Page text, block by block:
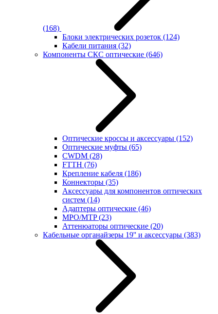
(168)
Блоки электрических розеток (124)
Кабели питания (32)
Компоненты СКС оптические (646)
Оптические кроссы и аксессуары (152)
Оптические муфты (65)
CWDM (28)
FTTH (76)
Крепление кабеля (186)
Коннекторы (35)
Аксессуары для компонентов оптических
систем (14)
Адаптеры оптические (46)
MPO/MTP(23)
Аттенюаторы оптические (20)
Кабельные органайзеры 19'' и аксессуары (383)